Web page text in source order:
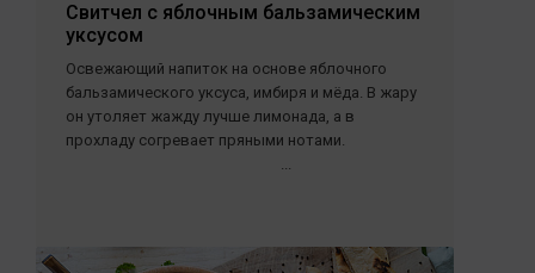
Свитчел с яблочным бальзамическим
уксусом
Освежающий напиток на основе яблочного
бальзамического уксуса, имбиря и мёда. В жару
он утоляет жажду лучше лимонада, а в
прохладу согревает пряными нотами.
...